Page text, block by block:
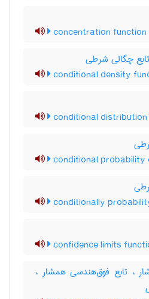
concentration function
چگالی شرطی
conditional density
conditional
conditional
conditionally
confidence limits
، تابع فوق‌هندسی همشار ،